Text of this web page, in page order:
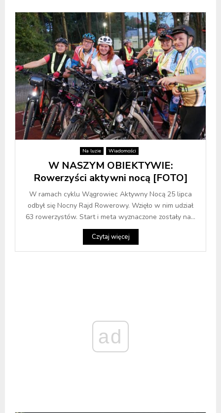
Na luzie Wiadomości
W NASZYM OBIEKTYWIE:
Rowerzyści aktywni nocą [FOTO]
W ramach cyklu Wągrowiec Aktywny Nocą 25 lipca
odbył się Nocny Rajd Rowerowy. Wzięło w nim udział
63 rowerzystów. Start i meta wyznaczone zostały na...
Czytaj więcej
ad